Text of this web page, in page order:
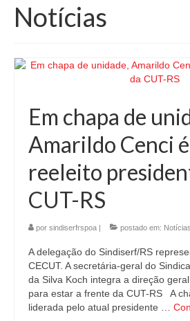
Notícias
Em chapa de
Amarildo Cenci é
reeleito
CUT-RS
por sindiserfrspoa | postado em: Notícias
A delegação do Sindiserf/RS
CECUT. A secretária-geral do
da Silva Koch integra a direção
para estar a frente da CUT-RS A
liderada pelo atual presidente …